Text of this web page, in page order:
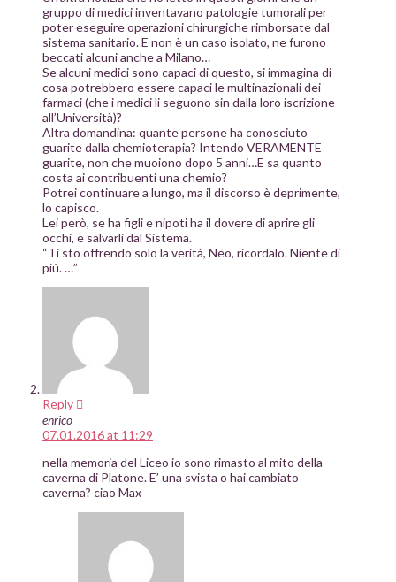
gruppo di medici inventavano patologie tumorali per
poter eseguire operazioni chirurgiche rimborsate dal
sistema sanitario. E non è un caso isolato, ne furono
beccati alcuni anche a Milano…
Se alcuni medici sono capaci di questo, si immagina di
cosa potrebbero essere capaci le multinazionali dei
farmaci (che i medici li seguono sin dalla loro iscrizione
all’Università)?
Altra domandina: quante persone ha conosciuto
guarite dalla chemioterapia? Intendo VERAMENTE
guarite, non che muoiono dopo 5 anni…E sa quanto
costa ai contribuenti una chemio?
Potrei continuare a lungo, ma il discorso è deprimente,
lo capisco.
Lei però, se ha figli e nipoti ha il dovere di aprire gli
occhi, e salvarli dal Sistema.
“Ti sto offrendo solo la verità, Neo, ricordalo. Niente di
più. …”
Reply
enrico
07.01.2016 at 11:29
nella memoria del Liceo io sono rimasto al mito della
caverna di Platone. E’ una svista o hai cambiato
caverna? ciao Max